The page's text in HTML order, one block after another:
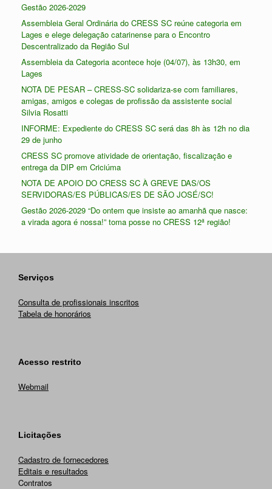
Gestão 2026-2029
Assembleia Geral Ordinária do CRESS SC reúne categoria em
Lages e elege delegação catarinense para o Encontro
Descentralizado da Região Sul
Assembleia da Categoria acontece hoje (04/07), às 13h30, em
Lages
NOTA DE PESAR – CRESS-SC solidariza-se com familiares,
amigas, amigos e colegas de profissão da assistente social
Silvia Rosatti
INFORME: Expediente do CRESS SC será das 8h às 12h no dia
29 de junho
CRESS SC promove atividade de orientação, fiscalização e
entrega da DIP em Criciúma
NOTA DE APOIO DO CRESS SC À GREVE DAS/OS
SERVIDORAS/ES PÚBLICAS/ES DE SÃO JOSÉ/SC!
Gestão 2026-2029 “Do ontem que insiste ao amanhã que nasce:
a virada agora é nossa!” toma posse no CRESS 12ª região!
Serviços
Consulta de profissionais inscritos
Tabela de honorários
Acesso restrito
Webmail
Licitações
Cadastro de fornecedores
Editais e resultados
Contratos